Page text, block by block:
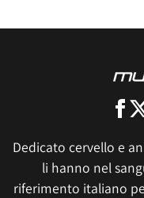
Dedicato cervello e
li hanno nel
riferimento italiano